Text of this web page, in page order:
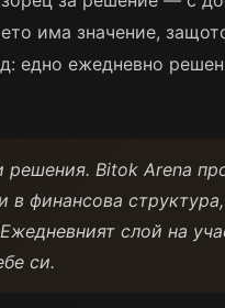
има значение,
едно ежедневно
Bitok Arena
финансова
слой на
си.